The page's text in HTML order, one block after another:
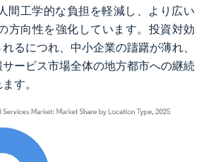
間工学的な負担を軽減し、より広い
方向性を強化しています。投資対効
るにつれ、中小企業の躊躇が薄れ、
ービス市場全体の地方都市への継続
す。